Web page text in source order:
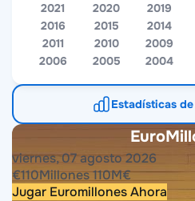
viernes, 07 agosto 2026
€110Millones110M€
Jugar Euromillones Ahora
2021
2020 2019
2016
2015 2014
2011
2010 2009
2006
2005 2004
Estadísticas